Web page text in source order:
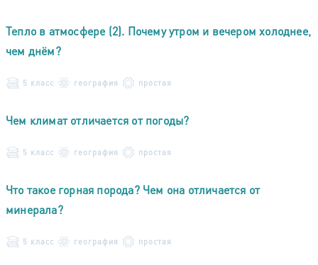
Тепло в атмосфере (2). Почему утром и вечером холоднее,
чем днём?
5 класс география простая
Чем климат отличается от погоды?
5 класс география простая
Что такое горная порода? Чем она отличается от
минерала?
5 класс география простая